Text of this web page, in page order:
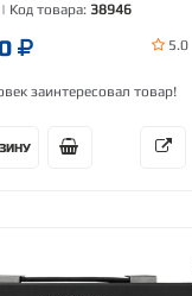
| Код товара: 38946
5.0
заинтересовал товар!